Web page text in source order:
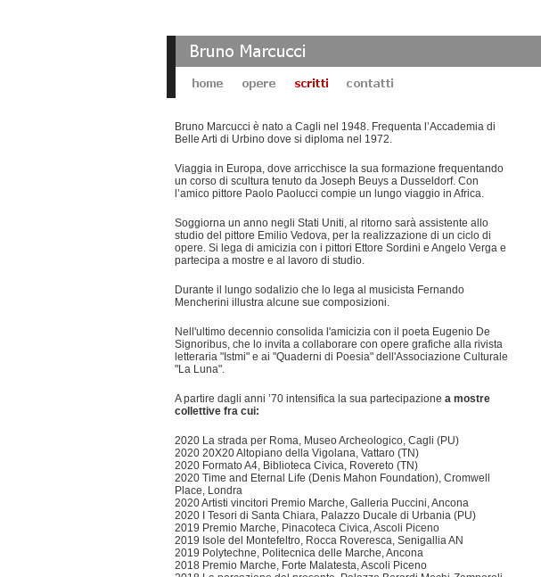
Bruno Marcucci è nato a Cagli nel 1948. Frequenta l’Accademia di
Belle Arti di Urbino dove si diploma nel 1972.
Viaggia in Europa, dove arricchisce la sua formazione frequentando
un corso di scultura tenuto da Joseph Beuys a Dusseldorf. Con
l’amico pittore Paolo Paolucci compie un lungo viaggio in Africa.
Soggiorna un anno negli Stati Uniti, al ritorno sarà assistente allo
studio del pittore Emilio Vedova, per la realizzazione di un ciclo di
opere. Si lega di amicizia con i pittori Ettore Sordini e Angelo Verga e
partecipa a mostre e al lavoro di studio.
Durante il lungo sodalizio che lo lega al musicista Fernando
Mencherini illustra alcune sue composizioni.
Nell'ultimo decennio consolida l'amicizia con il poeta Eugenio De
Signoribus, che lo invita a collaborare con opere grafiche alla rivista
letteraria "Istmi" e ai "Quaderni di Poesia" dell'Associazione Culturale
"La Luna".
A partire dagli anni ’70 intensifica la sua partecipazione a mostre
collettive fra cui:
2020 La strada per Roma, Museo Archeologico, Cagli (PU)
2020 20X20 Altopiano della Vigolana, Vattaro (TN)
2020 Formato A4, Biblioteca Civica, Rovereto (TN)
2020 Time and Eternal Life (Denis Mahon Foundation), Cromwell
Place, Londra
2020 Artisti vincitori Premio Marche, Galleria Puccini, Ancona
2020 I Tesori di Santa Chiara, Palazzo Ducale di Urbania (PU)
2019 Premio Marche, Pinacoteca Civica, Ascoli Piceno
2019 Isole del Montefeltro, Rocca Roveresca, Senigallia AN
2019 Polytechne, Politecnica delle Marche, Ancona
2018 Premio Marche, Forte Malatesta, Ascoli Piceno